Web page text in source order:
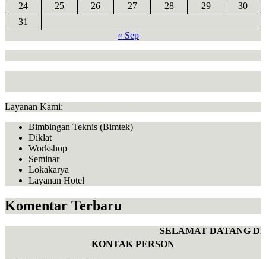
24
25 26 27 28 29
30
31
« Sep
Layanan Kami:
Bimbingan Teknis (Bimtek)
Diklat
Workshop
Seminar
Lokakarya
Layanan Hotel
Komentar Terbaru
SELAMAT DATANG DI
KONTAK PERSON